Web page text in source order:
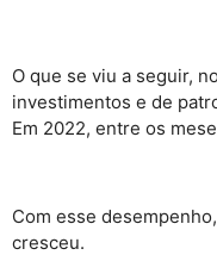
O que se viu a seguir,
investimentos e de
Em 2022, entre os
Com esse
cresceu.